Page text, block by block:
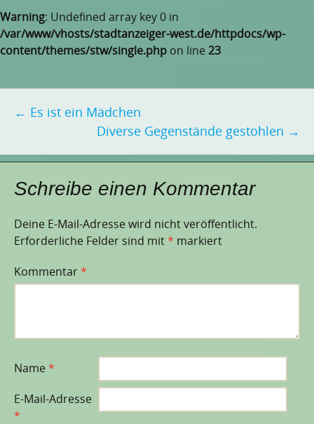
Warning: Undefined array key 0 in
/var/www/vhosts/stadtanzeiger-west.de/httpdocs/wp-
content/themes/stw/single.php on line 23
Beitragsnavigation
← Es ist ein Mädchen
Diverse Gegenstände gestohlen →
Schreibe einen Kommentar
Deine E-Mail-Adresse wird nicht veröffentlicht.
Erforderliche Felder sind mit* markiert
Kommentar*
Name*
E-Mail-Adresse
*